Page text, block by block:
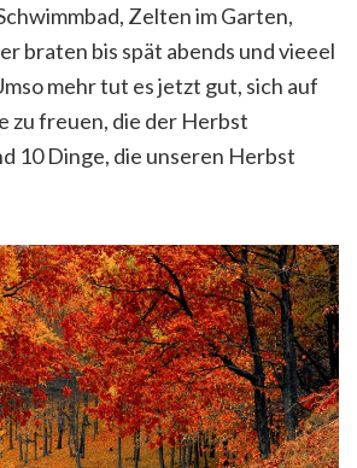
Zelten im Garten,
braten bis spät abends und vieeel
mehr tut es jetzt gut, sich auf
zu freuen, die der Herbst
10 Dinge, die unseren Herbst